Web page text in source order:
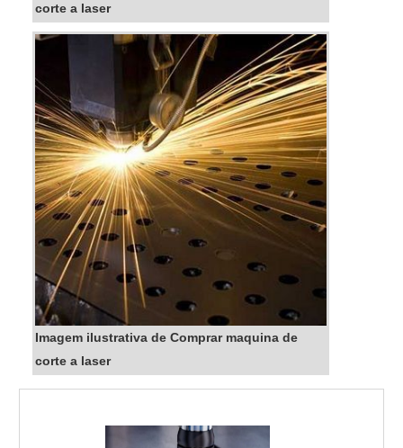
corte a laser
Imagem ilustrativa de Comprar maquina de
corte a laser